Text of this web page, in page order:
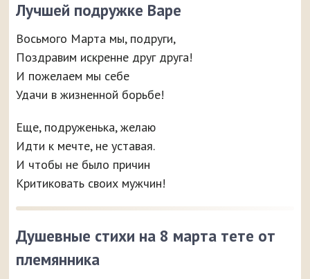
Лучшей подружке Варе
Восьмого Марта мы, подруги,
Поздравим искренне друг друга!
И пожелаем мы себе
Удачи в жизненной борьбе!
Еще, подруженька, желаю
Идти к мечте, не уставая.
И чтобы не было причин
Критиковать своих мужчин!
Душевные стихи на 8 марта тете от
племянника